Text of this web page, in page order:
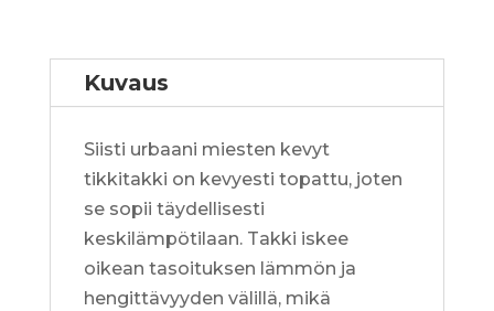
Kuvaus
Siisti urbaani miesten kevyt
tikkitakki on kevyesti topattu, joten
se sopii täydellisesti
keskilämpötilaan. Takki iskee
oikean tasoituksen lämmön ja
hengittävyyden välillä, mikä